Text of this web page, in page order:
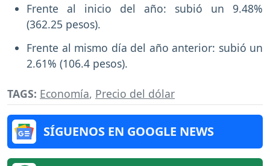
Frente al inicio del año: subió un 9.48%
(362.25 pesos).
Frente al mismo día del año anterior: subió un
2.61% (106.4 pesos).
TAGS: Economía, Precio del dólar
SÍGUENOS EN GOOGLE NEWS